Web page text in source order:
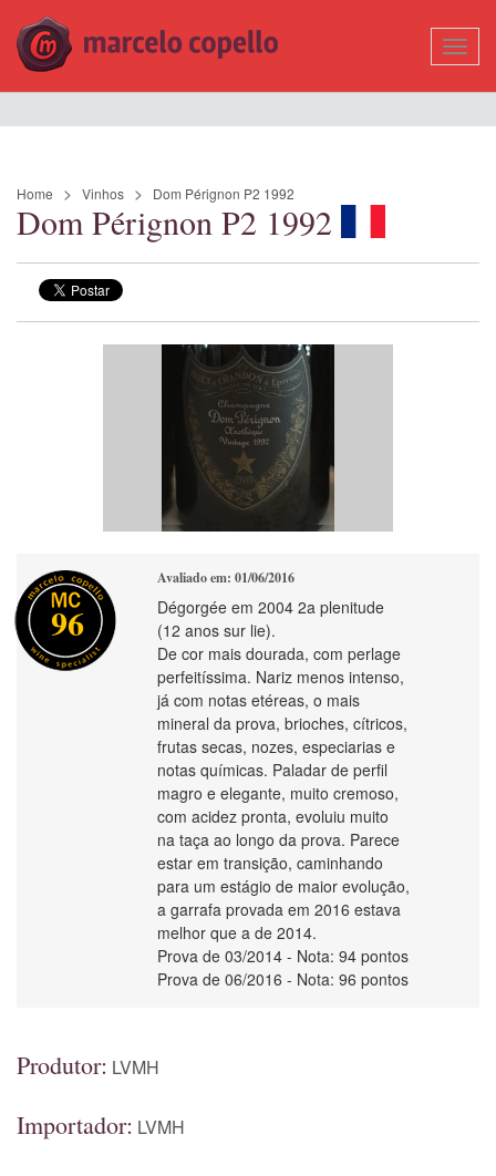
Home Vinhos Dom Pérignon P2 1992
Dom Pérignon P2 1992
96
Avaliado em: 01/06/2016
Dégorgée em 2004 2a plenitude
(12 anos sur lie).
De cor mais dourada, com perlage
perfeitíssima. Nariz menos intenso,
já com notas etéreas, o mais
mineral da prova, brioches, cítricos,
frutas secas, nozes, especiarias e
notas químicas. Paladar de perfil
magro e elegante, muito cremoso,
com acidez pronta, evoluiu muito
na taça ao longo da prova. Parece
estar em transição, caminhando
para um estágio de maior evolução,
a garrafa provada em 2016 estava
melhor que a de 2014.
Prova de 03/2014 - Nota: 94 pontos
Prova de 06/2016 - Nota: 96 pontos
Produtor: LVMH
Importador: LVMH